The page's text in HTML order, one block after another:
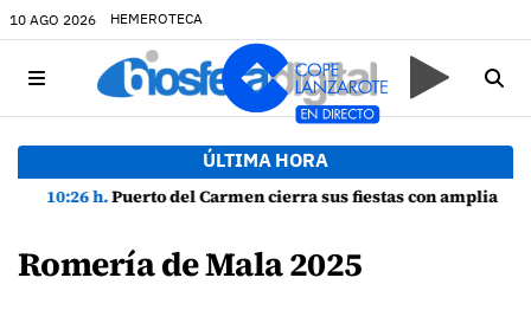
10 AGO 2026 HEMEROTECA
ÚLTIMA HORA
10:26 h.Puerto del Carmen cierra sus fiestas con amplia participación y buen ambiente
Romería de Mala 2025